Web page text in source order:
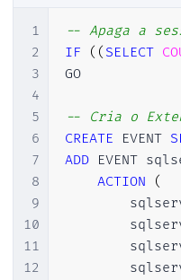
1
2
3
4
5
6
7
8
9
10
11
12
-- Apaga a
IF
( ( SELECT
GO
-- Cria o
CREATE EVENT
ADD EVENT
ACTION
(